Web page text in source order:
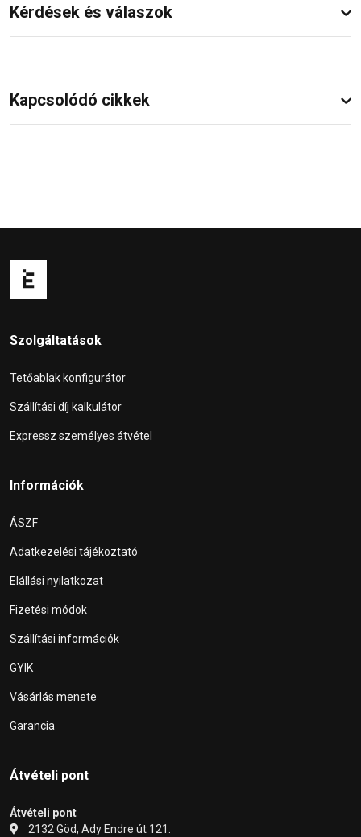
Kérdések és válaszok
Kapcsolódó cikkek
Szolgáltatások
Tetőablak konfigurátor
Szállítási díj kalkulátor
Expressz személyes átvétel
Információk
ÁSZF
Adatkezelési tájékoztató
Elállási nyilatkozat
Fizetési módok
Szállítási információk
GYIK
Vásárlás menete
Garancia
Átvételi pont
Átvételi pont
2132 Göd, Ady Endre út 121.